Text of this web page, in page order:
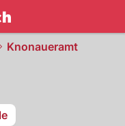
Knonaueramt